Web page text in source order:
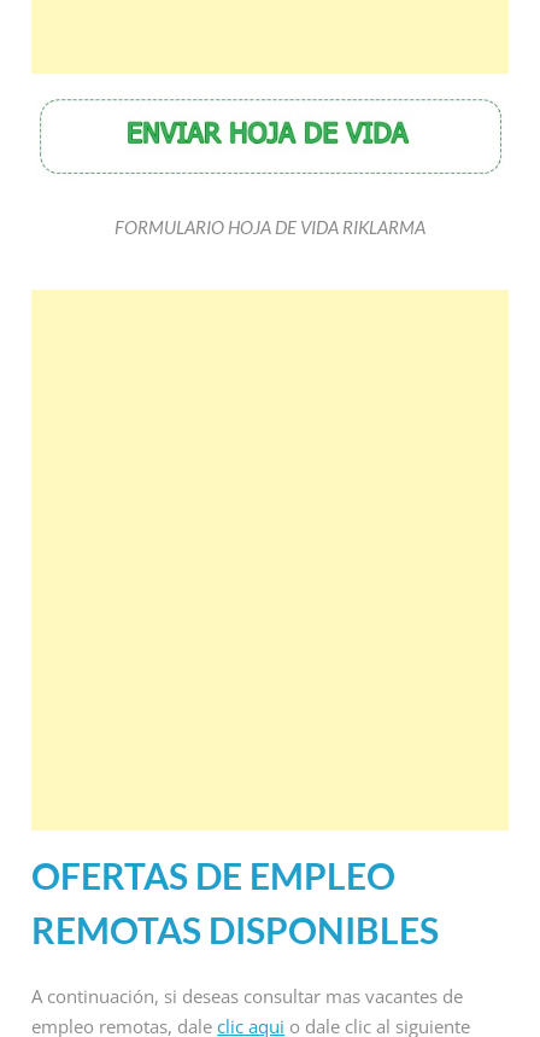
FORMULARIO HOJA DE VIDA RIKLARMA
OFERTAS DE EMPLEO
REMOTAS DISPONIBLES
A continuación, si deseas consultar mas vacantes de
empleo remotas, daleclic aqui o dale clic al siguiente